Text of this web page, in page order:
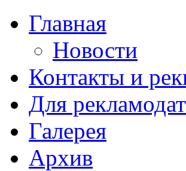
Главная
Новости
Контакты и
Для
Галерея
Архив